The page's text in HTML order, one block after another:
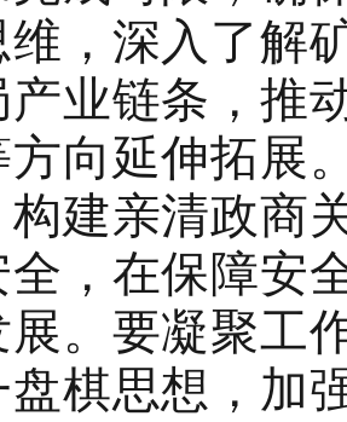
，深入了解
业链条，推
向延伸拓展
构建亲清政商
全，在保障安
。要凝聚工
棋思想，加